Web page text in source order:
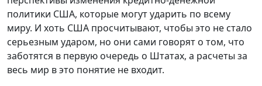
политики США, которые могут ударить по всему
миру. И хоть США просчитывают, чтобы это не стало
серьезным ударом, но они сами говорят о том, что
заботятся в первую очередь о Штатах, а расчеты за
весь мир в это понятие не входит.